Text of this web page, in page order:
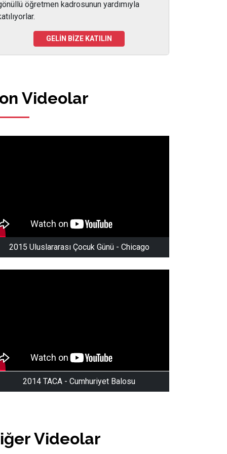
öğretmen kadrosunun yardımıyla
GELİN BİZE KATILIN
Videolar
2015 Uluslararası Çocuk Günü - Chicago
2014 TACA - Cumhuriyet Balosu
Videolar